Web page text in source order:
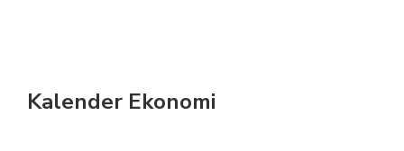
Kalender Ekonomi